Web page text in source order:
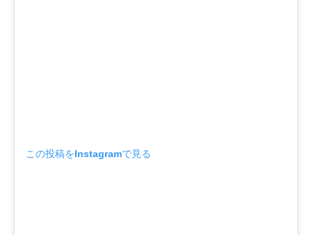
この投稿をInstagramで見る